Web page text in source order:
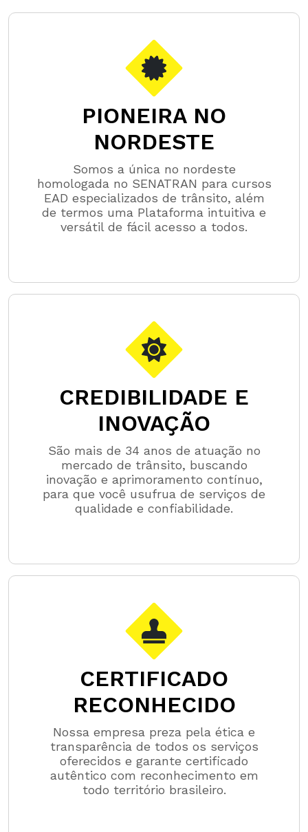
PIONEIRA NO
NORDESTE
Somos a única no nordeste
homologada no SENATRAN para cursos
EAD especializados de trânsito, além
de termos uma Plataforma intuitiva e
versátil de fácil acesso a todos.
CREDIBILIDADE E
INOVAÇÃO
São mais de 34 anos de atuação no
mercado de trânsito, buscando
inovação e aprimoramento contínuo,
para que você usufrua de serviços de
qualidade e confiabilidade.
CERTIFICADO
RECONHECIDO
Nossa empresa preza pela ética e
transparência de todos os serviços
oferecidos e garante certificado
autêntico com reconhecimento em
todo território brasileiro.